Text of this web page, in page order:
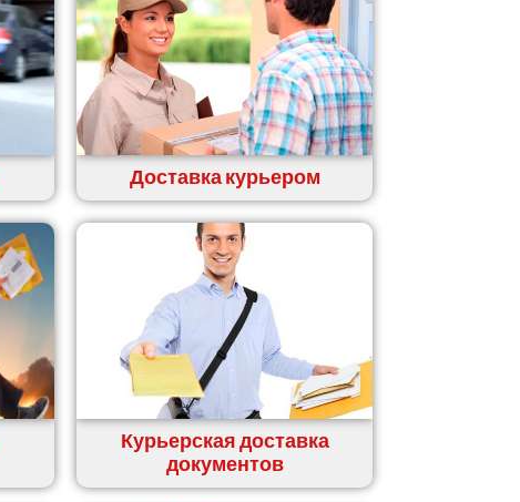
Доставка курьером
Курьерская доставка
документов